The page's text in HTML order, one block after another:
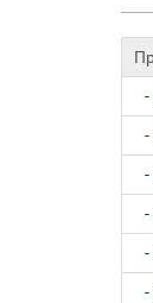
-
-
-
-
-
-